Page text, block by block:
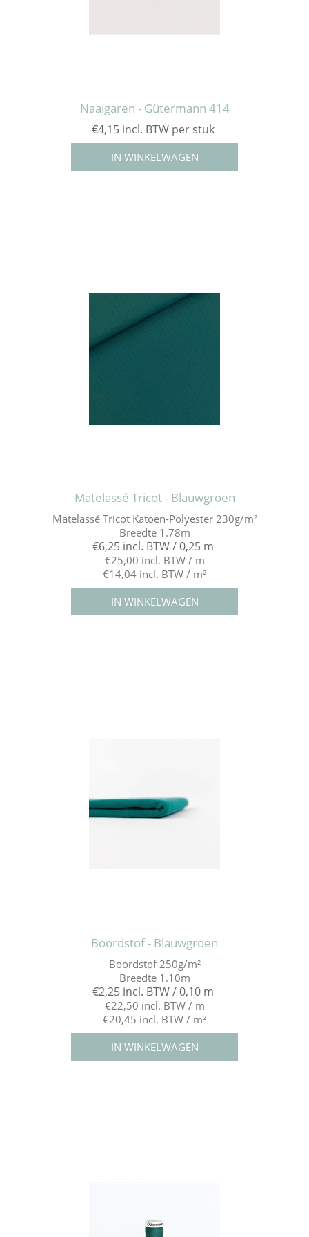
Naaigaren - Gütermann 414
€4,15 incl. BTW per stuk
Matelassé Tricot - Blauwgroen
Matelassé Tricot Katoen-Polyester 230g/m²
Breedte 1.78m
€6,25 incl. BTW / 0,25 m
€25,00 incl. BTW / m
€14,04 incl. BTW / m²
Boordstof - Blauwgroen
Boordstof 250g/m²
Breedte 1.10m
€2,25 incl. BTW / 0,10 m
€22,50 incl. BTW / m
€20,45 incl. BTW / m²